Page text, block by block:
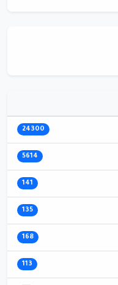
24300
5614
141
135
168
113